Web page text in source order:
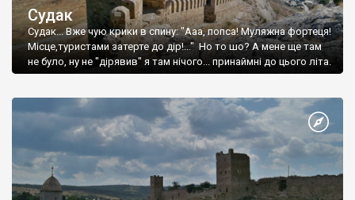
Судак
Судак... Вже чую крики в спину: "Ааа, попса! Муляжна фортеця!
Місце,туристами затерте до дір!..." Но то шо? А мене ще там
не було, ну не "дірявив" я там нічого... принаймні до цього літа.